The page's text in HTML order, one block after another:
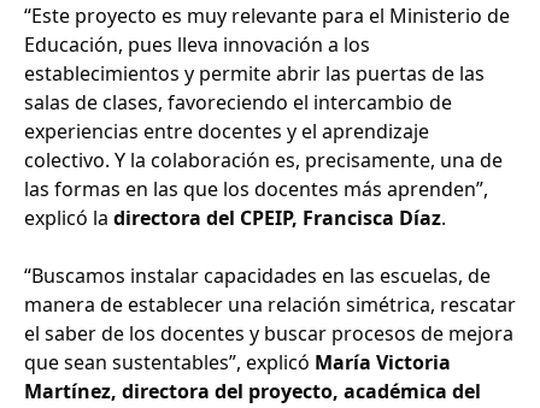
“Este proyecto es muy relevante para el Ministerio de
Educación, pues lleva innovación a los
establecimientos y permite abrir las puertas de las
salas de clases, favoreciendo el intercambio de
experiencias entre docentes y el aprendizaje
colectivo. Y la colaboración es, precisamente, una de
las formas en las que los docentes más aprenden”,
explicó la directora del CPEIP, Francisca Díaz.
“Buscamos instalar capacidades en las escuelas, de
manera de establecer una relación simétrica, rescatar
el saber de los docentes y buscar procesos de mejora
que sean sustentables”, explicó María Victoria
Martínez, directora del proyecto, académica del